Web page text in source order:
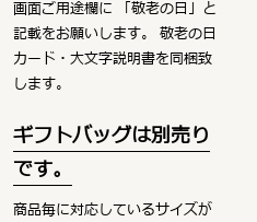
画面ご用途欄に 「敬老の日」と
記載をお願いします。 敬老の日
カード・大文字説明書を同梱致
します。
ギフトバッグは別売り
です。
商品毎に対応しているサイズが